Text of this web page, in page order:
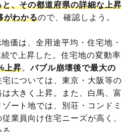
、その都道府県の詳細な上昇
がわかるので、確認しよう。
価は、全用途平均・住宅地・
で上昇した。住宅地の変動率
上昇。バブル崩壊後で最大の
については、東京・大阪等の
大きく上昇。また、白馬、富
ート地では、別荘・コンドミ
業員向け住宅ニーズが高く、